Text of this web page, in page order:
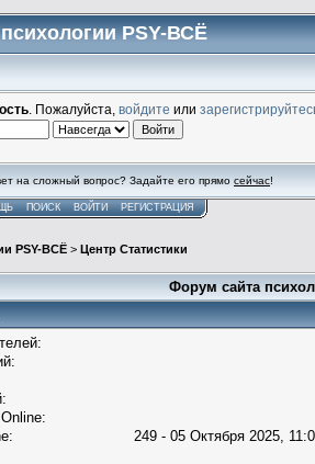
PSY-ВСЁ
. Пожалуйста, войдите или
на сложный вопрос? Задайте его прямо сейчас!
ПОИСК ВОЙТИ РЕГИСТРАЦИЯ
PSY-ВСЁ > Центр Статистики
Форум сайта
249 - 05 Октября 2025,